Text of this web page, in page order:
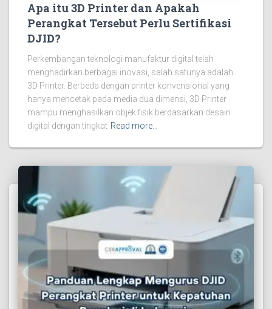
Apa itu 3D Printer dan Apakah
Perangkat Tersebut Perlu Sertifikasi
DJID?
Perkembangan teknologi manufaktur digital telah
menghadirkan berbagai inovasi, salah satunya adalah
3D Printer. Berbeda dengan printer konvensional yang
hanya mencetak pada media dua dimensi, 3D Printer
mampu menghasilkan objek fisik berdasarkan desain
digital dengan tingkat Read more…